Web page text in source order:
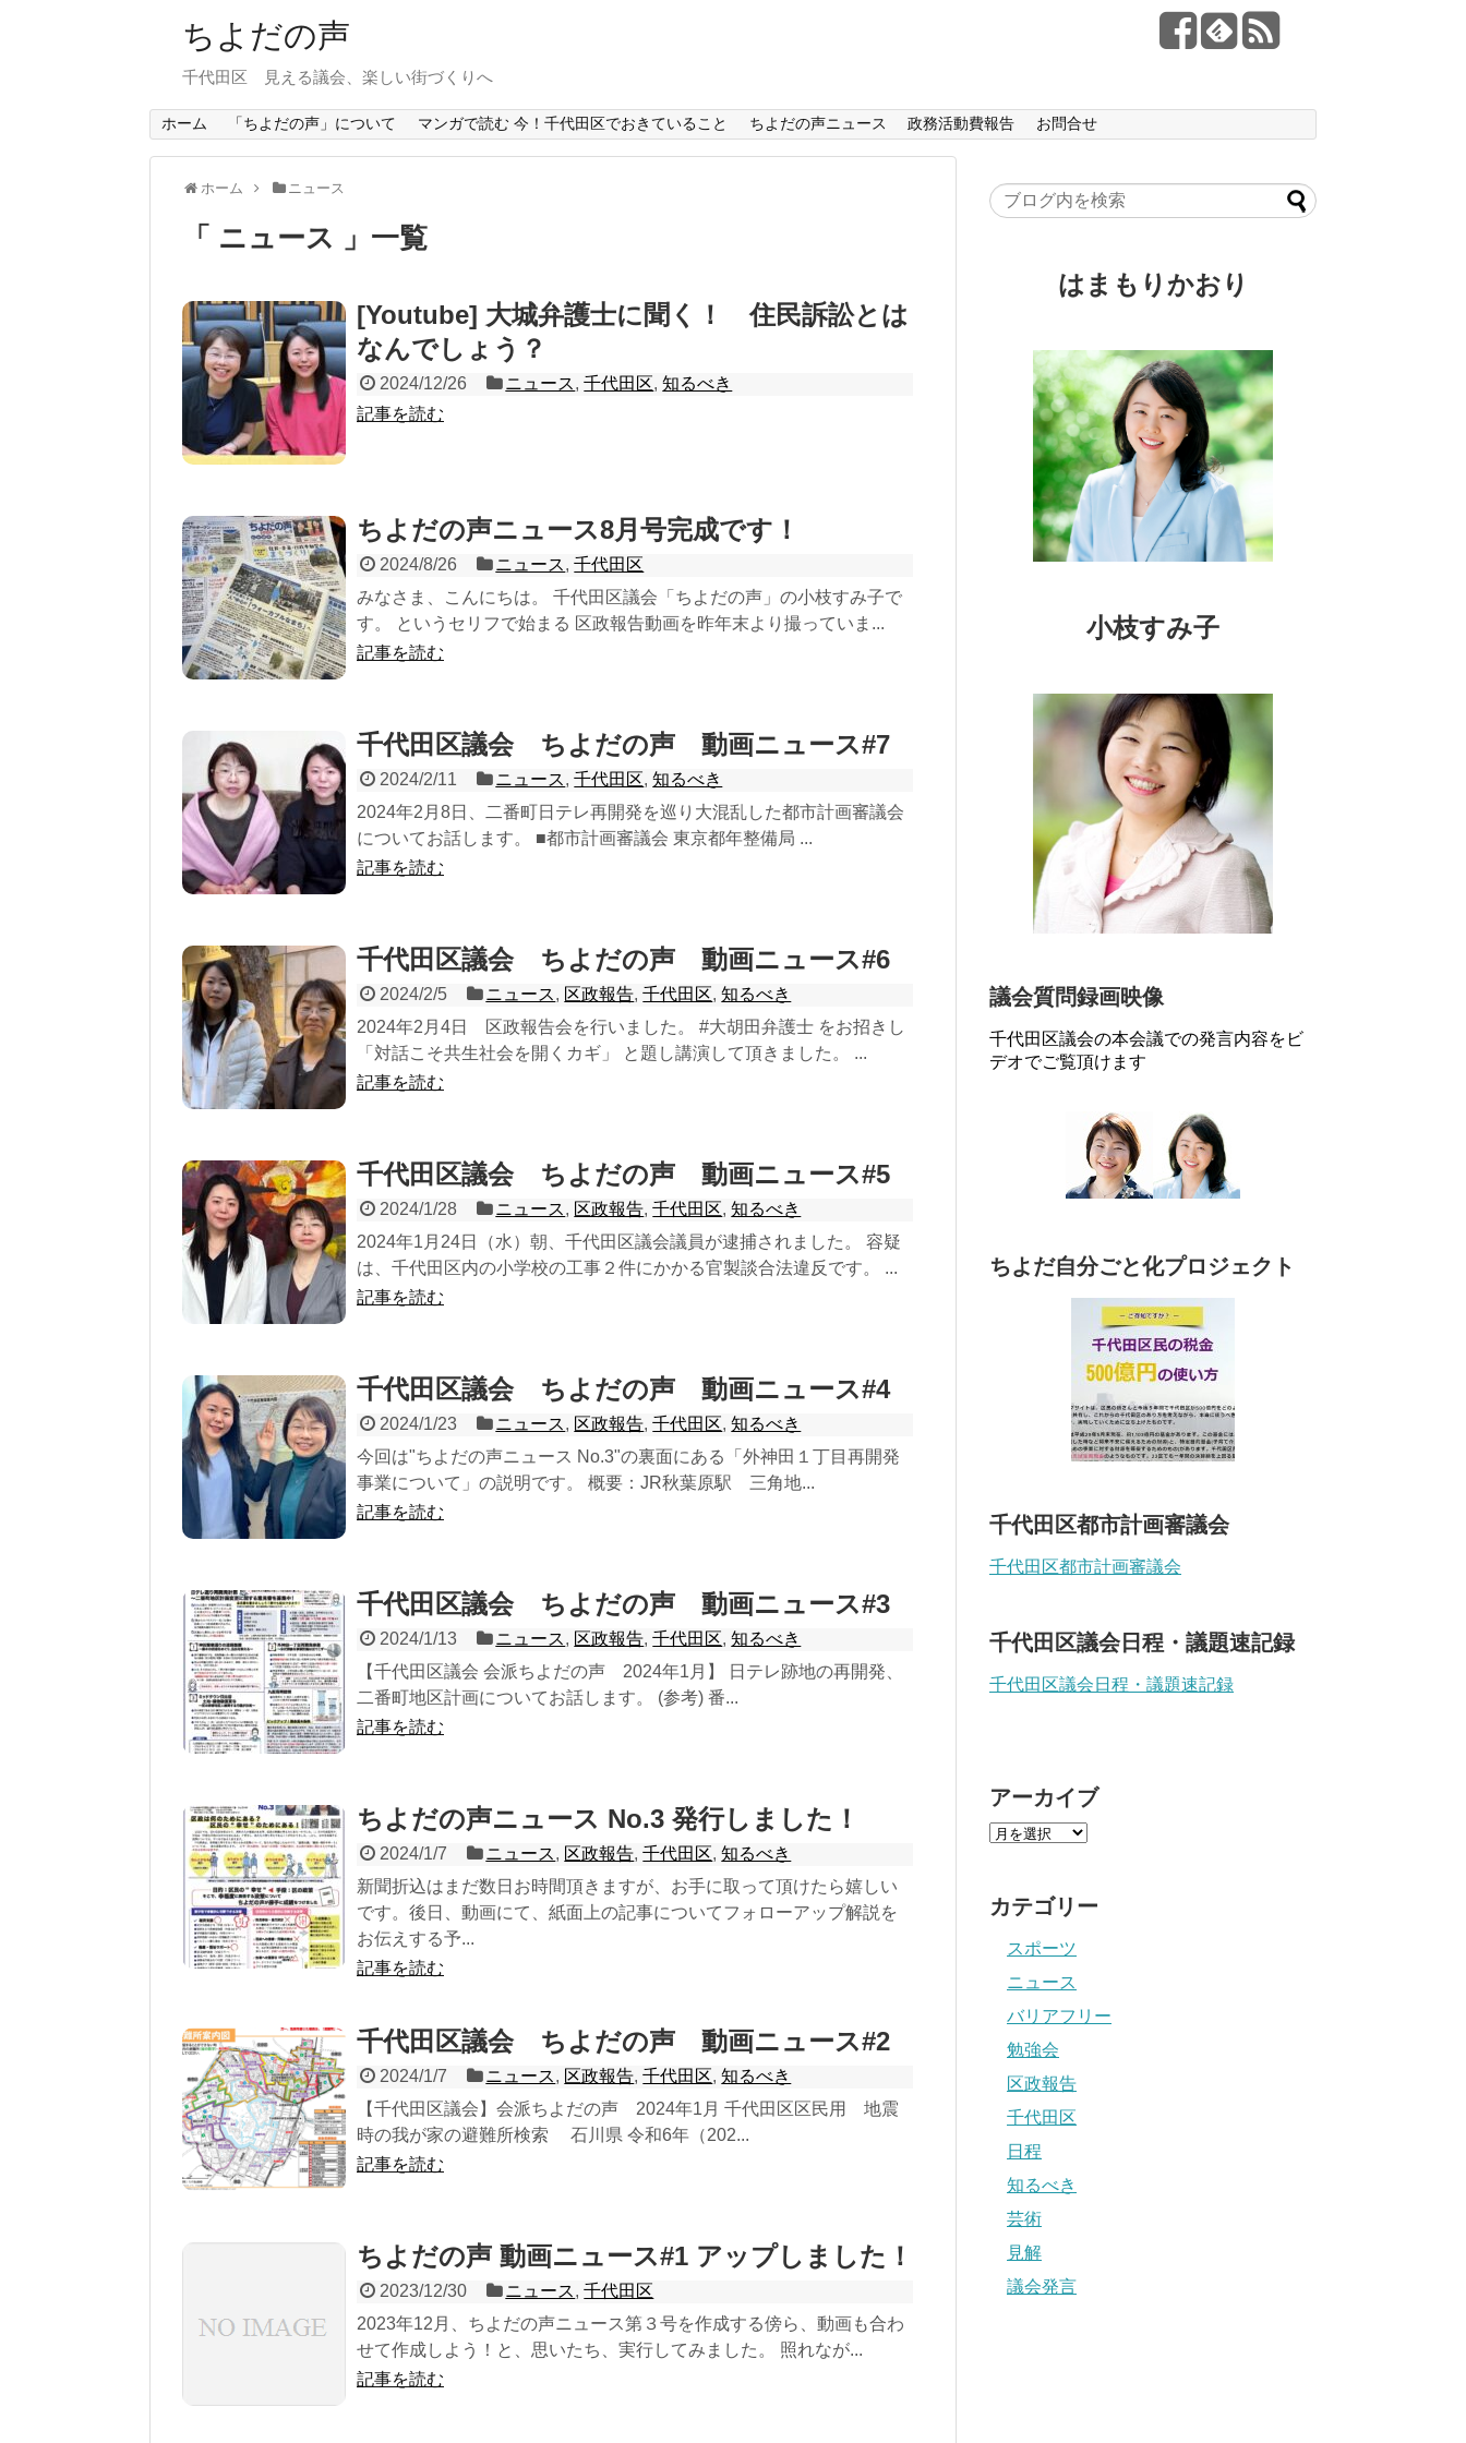
ちよだの声
千代田区 見える議会、楽しい街づくりへ
ホーム 「ちよだの声」について マンガで読む 今！千代田区でおきていること ちよだの声ニュース 政務活動費報告 お問合せ
ホーム ニュース
ニュース 一覧
[Youtube] 大城弁護士に聞く！ 住民訴訟とは
なんでしょう？
2024/12/26 ニュース,千代田区,知るべき
記事を読む
ちよだの声ニュース8月号完成です！
2024/8/26 ニュース,千代田区
みなさま、こんにちは。 千代田区議会「ちよだの声」の小枝すみ子で
す。 というセリフで始まる 区政報告動画を昨年末より撮っていま...
記事を読む
千代田区議会 ちよだの声 動画ニュース#7
2024/2/11 ニュース,千代田区,知るべき
2024年2月8日、二番町日テレ再開発を巡り大混乱した都市計画審議会
についてお話します。 ■都市計画審議会 東京都年整備局 ...
記事を読む
千代田区議会 ちよだの声 動画ニュース#6
2024/2/5 ニュース, 区政報告,千代田区,知るべき
2024年2月4日 区政報告会を行いました。 #大胡田弁護士 をお招きし
「対話こそ共生社会を開くカギ」 と題し講演して頂きました。 ...
記事を読む
千代田区議会 ちよだの声 動画ニュース#5
2024/1/28 ニュース, 区政報告,千代田区,知るべき
2024年1月24日（水）朝、千代田区議会議員が逮捕されました。 容疑
は、千代田区内の小学校の工事２件にかかる官製談合法違反です。 ...
記事を読む
千代田区議会 ちよだの声 動画ニュース#4
2024/1/23 ニュース, 区政報告,千代田区,知るべき
今回は"ちよだの声ニュース No.3"の裏面にある「外神田１丁目再開発
事業について」の説明です。 概要：JR秋葉原駅 三角地...
記事を読む
千代田区議会 ちよだの声 動画ニュース#3
2024/1/13 ニュース, 区政報告,千代田区,知るべき
【千代田区議会 会派ちよだの声 2024年1月】 日テレ跡地の再開発、
二番町地区計画についてお話します。 (参考) 番...
記事を読む
ちよだの声ニュース No.3 発行しました！
2024/1/7 ニュース, 区政報告,千代田区,知るべき
新聞折込はまだ数日お時間頂きますが、お手に取って頂けたら嬉しい
です。後日、動画にて、紙面上の記事についてフォローアップ解説を
お伝えする予...
記事を読む
千代田区議会 ちよだの声 動画ニュース#2
2024/1/7 ニュース, 区政報告,千代田区,知るべき
【千代田区議会】会派ちよだの声 2024年1月 千代田区区民用 地震
時の我が家の避難所検索 石川県 令和6年（202...
記事を読む
ちよだの声 動画ニュース#1 アップしました！
2023/12/30 ニュース,千代田区
2023年12月、ちよだの声ニュース第３号を作成する傍ら、動画も合わ
せて作成しよう！と、思いたち、実行してみました。 照れなが...
記事を読む
はまもりかおり
小枝すみ子
議会質問録画映像
千代田区議会の本会議での発言内容をビ
デオでご覧頂けます
ちよだ自分ごと化プロジェクト
千代田区都市計画審議会
千代田区都市計画審議会
千代田区議会日程・議題速記録
千代田区議会日程・議題速記録
アーカイブ
カテゴリー
スポーツ
ニュース
バリアフリー
勉強会
区政報告
千代田区
日程
知るべき
芸術
見解
議会発言